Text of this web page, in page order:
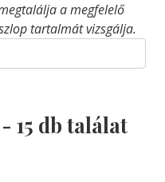
a megfelelő
tartalmát vizsgálja.
15 db találat